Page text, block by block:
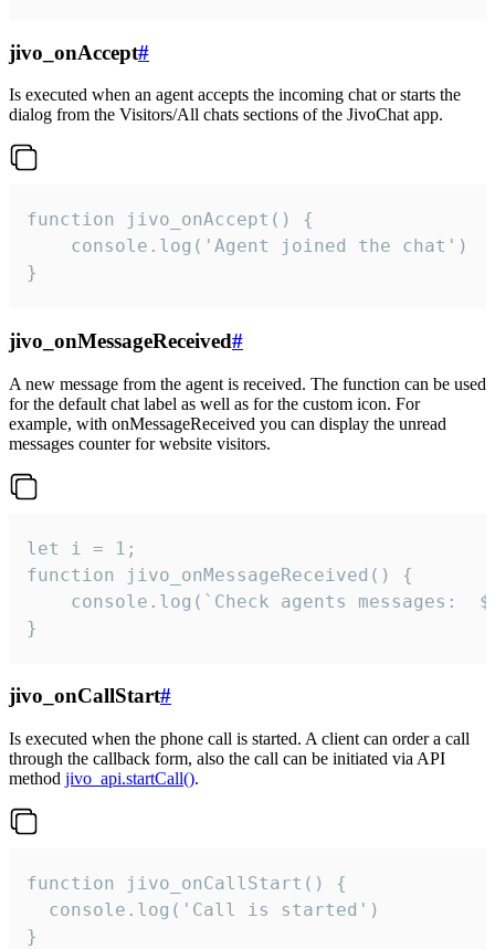
jivo_onAccept#
Is executed when an agent accepts the incoming chat or starts the
dialog from the Visitors/All chats sections of the JivoChat app.
function jivo_onAccept() {
}
jivo_onMessageReceived#
A new message from the agent is received. The function can be used
for the default chat label as well as for the custom icon. For
example, with onMessageReceived you can display the unread
messages counter for website visitors.
let i = 1;
function jivo_onMessageReceived() {
}
jivo_onCallStart#
Is executed when the phone call is started. A client can order a call
through the callback form, also the call can be initiated via API
method jivo_api.startCall().
function jivo_onCallStart() {
  console.log('Call is started')
}